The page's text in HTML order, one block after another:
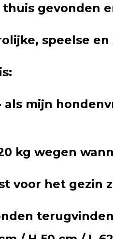
gevonden
speelse
mijn
kg wegen
voor het gezin